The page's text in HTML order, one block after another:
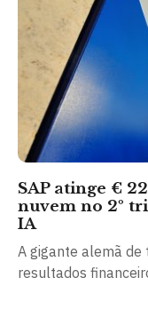
SAP atinge €
nuvem no 2º
IA
A gigante alemã de
resultados